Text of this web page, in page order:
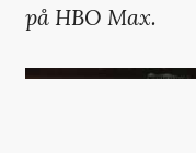
på HBO Max.